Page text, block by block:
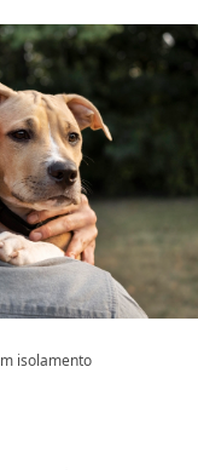
isolamento